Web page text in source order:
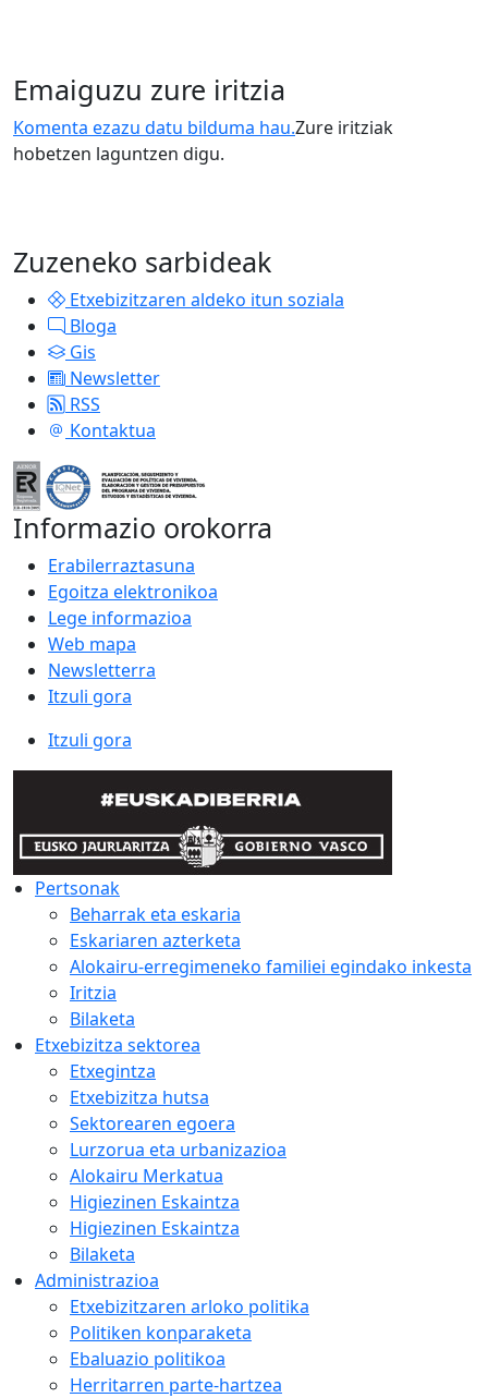
Emaiguzu zure iritzia
Komenta ezazu datu bilduma hau.Zure iritziak
hobetzen laguntzen digu.
Zuzeneko sarbideak
Etxebizitzaren aldeko itun soziala
Bloga
Gis
Newsletter
RSS
Kontaktua
Informazio orokorra
Erabilerraztasuna
Egoitza elektronikoa
Lege informazioa
Web mapa
Newsletterra
Itzuli gora
Itzuli gora
Pertsonak
Beharrak eta eskaria
Eskariaren azterketa
Alokairu-erregimeneko familiei egindako inkesta
Iritzia
Bilaketa
Etxebizitza sektorea
Etxegintza
Etxebizitza hutsa
Sektorearen egoera
Lurzorua eta urbanizazioa
Alokairu Merkatua
Higiezinen Eskaintza
Higiezinen Eskaintza
Bilaketa
Administrazioa
Etxebizitzaren arloko politika
Politiken konparaketa
Ebaluazio politikoa
Herritarren parte-hartzea